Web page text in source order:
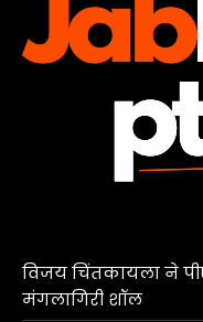
विजय चिंतकायला ने
मंगलागिरी शॉल